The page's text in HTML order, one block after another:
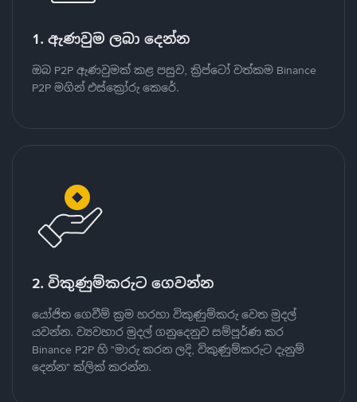
1. ඇණවුම ලබා දෙන්න
ඔබ P2P ඇණවුමක් කළ පසුව, ක්‍රිප්ටෝ වත්කම Binance
P2P මගින් එස්ක්‍රෝරු කෙරේ.
2. විකුණුම්කරුට ගෙවන්න
යෝජිත ගෙවීම් ක්‍රම හරහා විකුණුම්කරු වෙත මුදල්
යවන්න. ව්‍යවහාර මුදල් ගනුදෙනුව සම්පූර්ණ කර
Binance P2P හි "මාරු කරන ලදි, විකුණුම්කරුට දැනුම්
දෙන්න" ක්ලික් කරන්න.